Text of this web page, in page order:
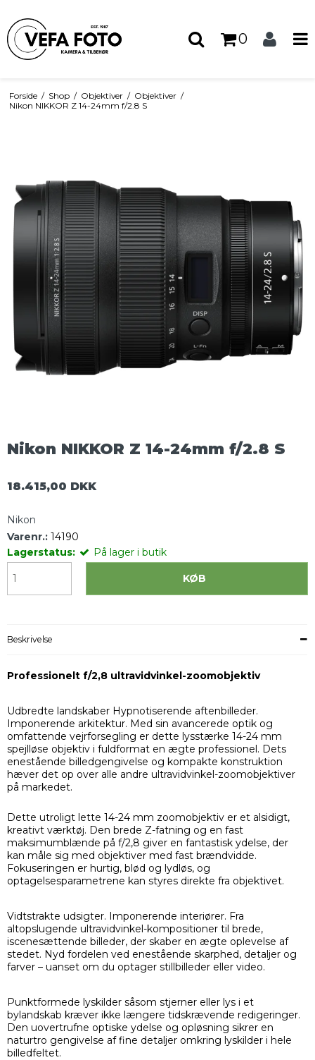
0
Forside / Shop / Objektiver / Objektiver /
Nikon NIKKOR Z 14-24mm f/2.8 S
Nikon NIKKOR Z 14-24mm f/2.8 S
18.415,00 DKK
Nikon
Varenr.: 14190
Lagerstatus:
På lager i butik
KØB
Beskrivelse
Professionelt f/2,8 ultravidvinkel-zoomobjektiv
Udbredte landskaber Hypnotiserende aftenbilleder.
Imponerende arkitektur. Med sin avancerede optik og
omfattende vejrforsegling er dette lysstærke 14-24 mm
spejlløse objektiv i fuldformat en ægte professionel. Dets
enestående billedgengivelse og kompakte konstruktion
hæver det op over alle andre ultravidvinkel-zoomobjektiver
på markedet.
Dette utroligt lette 14-24 mm zoomobjektiv er et alsidigt,
kreativt værktøj. Den brede Z-fatning og en fast
maksimumblænde på f/2,8 giver en fantastisk ydelse, der
kan måle sig med objektiver med fast brændvidde.
Fokuseringen er hurtig, blød og lydløs, og
optagelsesparametrene kan styres direkte fra objektivet.
Vidtstrakte udsigter. Imponerende interiører. Fra
altopslugende ultravidvinkel-kompositioner til brede,
iscenesættende billeder, der skaber en ægte oplevelse af
stedet. Nyd fordelen ved enestående skarphed, detaljer og
farver – uanset om du optager stillbilleder eller video.
Punktformede lyskilder såsom stjerner eller lys i et
bylandskab kræver ikke længere tidskrævende redigeringer.
Den uovertrufne optiske ydelse og opløsning sikrer en
naturtro gengivelse af fine detaljer omkring lyskilder i hele
billedfeltet.